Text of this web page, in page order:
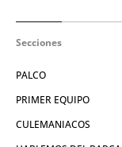
Secciones
PALCO
PRIMER EQUIPO
CULEMANIACOS